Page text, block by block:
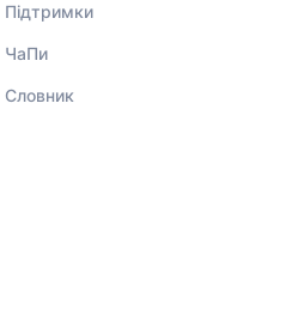
Підтримки
ЧаПи
Словник